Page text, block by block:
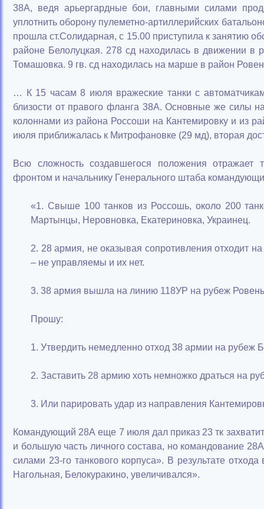
38А, ведя арьергардные бои, главными силами
уплотнить оборону пулеметно-артиллерийских
прошла ст.Солидарная, с 15.00 приступила к занятию
районе Белолуцкая. 278 сд находилась в движении
Томашовка. 9 гв. сд находилась на марше в район
… К 15 часам 8 июля вражеские танки с
близости от правого фланга 38А. Основные же силы
колоннами из района Россоши на Кантемировку и из
июля приближалась к Митрофановке (29 мд), вторая
Всю сложность создавшегося положения
фронтом и начальнику Генерального штаба
«1. Свыше 100 танков из Россошь, около 200
Мартынцы, Неровновка, Екатериновка, Украинец.
2. 28 армия, не оказывая сопротивления отходит
– не управляемы и их нет.
3. 38 армия вышла на линию 118УР на рубеж
Прошу:
1. Утвердить немедленно отход 38 армии на рубеж
2. Заставить 28 армию хоть немножко драться на
3. Или парировать удар из направления
Командующий 28А еще 7 июля дал приказ 23 тк
и большую часть личного состава, но командование
силами 23-го танкового корпуса». В результате
Нагольная, Белокуракино, увеличивался».